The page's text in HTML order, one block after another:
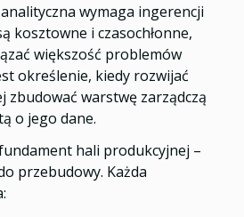
wymaga ingerencji
kosztowne i czasochłonne,
większość problemów
określenie, kiedy rozwijać
zbudować warstwę zarządczą
o jego dane.
hali produkcyjnej –
przebudowy. Każda